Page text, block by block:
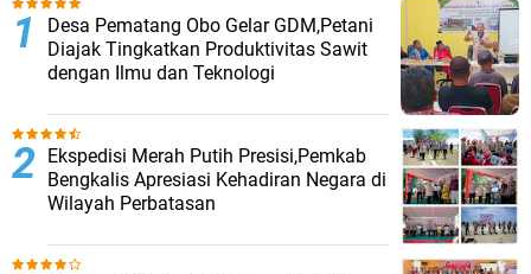
Desa Pematang Obo Gelar GDM,Petani
Diajak Tingkatkan Produktivitas Sawit
dengan Ilmu dan Teknologi
Ekspedisi Merah Putih Presisi,Pemkab
Bengkalis Apresiasi Kehadiran Negara di
Wilayah Perbatasan